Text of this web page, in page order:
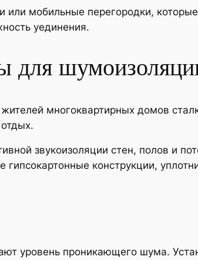
мобильные перегородки,
уединения.
для
многоквартирных домов
звукоизоляции стен, полов и
конструкции,
уровень проникающего шума.